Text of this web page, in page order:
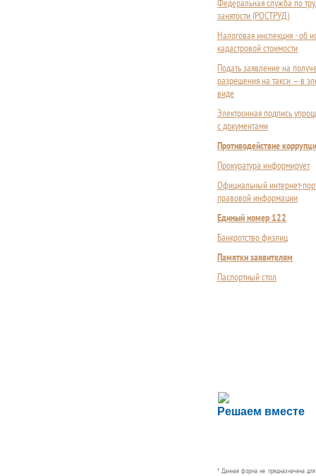
Федеральная служба по
занятости (РОСТРУД)
Налоговая инспекция - об
кадастровой стоимости
Подать заявление на
разрешения на такси — в
виде
Электронная подпись
с документами
Противодействие
Прокуратура информирует
Официальный интернет-
правовой информации
Единый номер 122
Банкротство физлиц
Памятки заявителям
Паспортный стол
Решаем вместе
Сложности с
Сообщите об этом
* Данная форма не предназначена